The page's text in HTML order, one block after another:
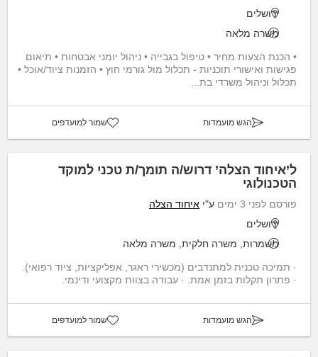
ירושלים
משרה מלאה
• הכנת הצעות מחיר • טיפול בגבייה • ניהול יומני אבטחות • תיאום
פגישות ואישורי תוכניות - תכלול מול גורמי חוץ • הזמנות ציוד/אוכל •
תכלול וניהול משרדי בת...
הגש מועמדות שמור למועדפים
ל’איחוד הצלה’ דרוש/ה תומך/ת טכני למוקד
הטכנולוגי
פורסם לפני 3 ימים ע"י איחוד הצלה
ירושלים
משמרות, משרה חלקית, משרה מלאה
· תמיכה טכנית למתנדבים (מכשירי ראגר, אפליקציות, ציוד רפואי).
· פתרון תקלות בזמן אמת. · עבודה בצוות מקצועי ודינמי.
הגש מועמדות שמור למועדפים